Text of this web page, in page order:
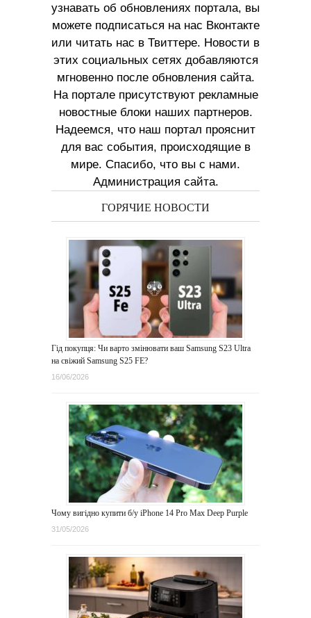
узнавать об обновлениях портала, вы
можете подписаться на нас Вконтакте
или читать нас в Твиттере. Новости в
этих социальных сетях добавляются
мгновенно после обновления сайта.
На портале присутствуют рекламные
новостные блоки наших партнеров.
Надеемся, что наш портал прояснит
для вас события, происходящие в
мире. Спасибо, что вы с нами.
Администрация сайта.
ГОРЯЧИЕ НОВОСТИ
Гід покупця: Чи варто змінювати ваш Samsung S23 Ultra
на свіжий Samsung S25 FE?
16/06/2026
Чому вигідно купити б/у iPhone 14 Pro Max Deep Purple
31/05/2026